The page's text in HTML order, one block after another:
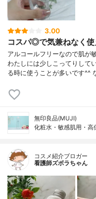
3.00
コスパ◎で気兼ねなく使
アルコールフリーなので肌が
わたしには少しこってりして
る時に使うことが多いです^^
無印良品(MUJI)
化粧水・敏感肌用・高
コスメ紹介ブロガー
看護師ズボラちゃん